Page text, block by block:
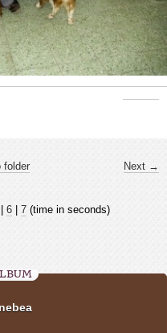
Next →
folder
6| 7(time in seconds)